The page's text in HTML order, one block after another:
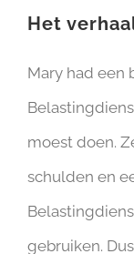
Het
Mary had een
moest doen.
schulden en
gebruiken.